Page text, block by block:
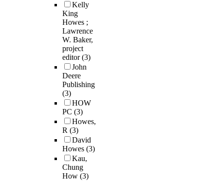
Kelly
King
Howes ;
Lawrence
W. Baker,
project
editor(3)
John
Deere
Publishing
(3)
HOW
PC (3)
Howes,
R (3)
David
Howes (3)
Kau,
Chung
How (3)